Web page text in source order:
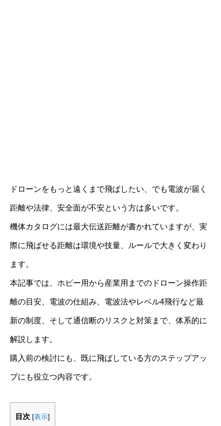
ドローンをもっと遠くまで飛ばしたい、でも電波が届く
距離や法律、安全面が不安という方は多いです。
機体カタログには最大伝送距離が書かれていますが、実
際に飛ばせる距離は環境や技量、ルールで大きく変わり
ます。
本記事では、ホビー用から産業用までのドローン操作距
離の目安、電波の仕組み、電波法やレベル4飛行など最
新の制度、そして通信断のリスクと対策まで、体系的に
解説します。
購入前の検討にも、既に飛ばしている方のステップアッ
プにも役立つ内容です。
目次 [表示]